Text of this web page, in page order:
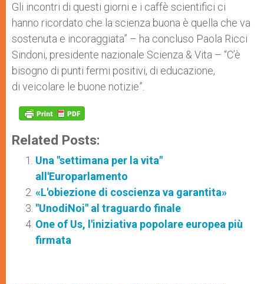
Gli incontri di questi giorni e i caffè scientifici ci
hanno ricordato che la scienza buona è quella che va
sostenuta e incoraggiata” – ha concluso Paola Ricci
Sindoni, presidente nazionale Scienza & Vita – “C’è
bisogno di punti fermi positivi, di educazione,
di veicolare le buone notizie”.
Related Posts:
Una "settimana per la vita"
all'Europarlamento
«L'obiezione di coscienza va garantita»
"UnodiNoi" al traguardo finale
One of Us, l'iniziativa popolare europea più
firmata